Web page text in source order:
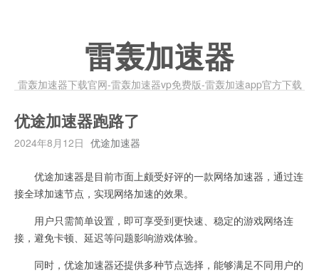
雷轰加速器
雷轰加速器下载官网-雷轰加速器vp免费版-雷轰加速app官方下载
优途加速器跑路了
2024年8月12日 优途加速器
优途加速器是目前市面上颇受好评的一款网络加速器，通过连
接全球加速节点，实现网络加速的效果。
用户只需简单设置，即可享受到更快速、稳定的游戏网络连
接，避免卡顿、延迟等问题影响游戏体验。
同时，优途加速器还提供多种节点选择，能够满足不同用户的